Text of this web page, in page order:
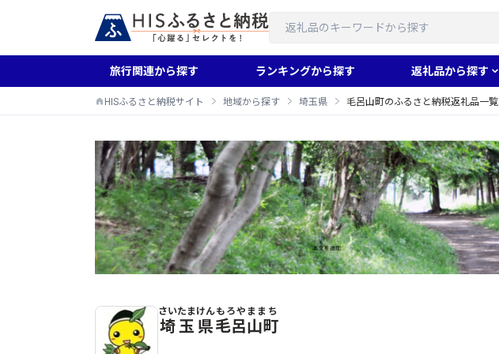
旅行関連から探す ランキングから探す 返礼品から探す
HISふるさと納税サイト 地域から探す 埼玉県 毛呂山町のふるさと納税返礼品一覧
毛呂山町のふるさと納税返礼品一覧
埼玉県
さいたまけん
毛呂山町
もろやままち